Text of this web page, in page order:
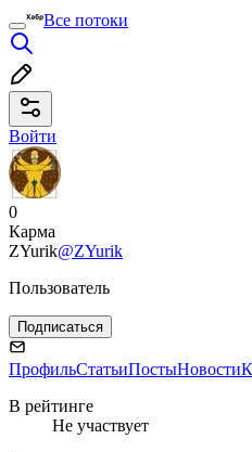
Все потоки
Войти
0
Карма
ZYurik@ZYurik
Пользователь
Подписаться
ПрофильСтатьиПостыНовости
В рейтинге
Не участвует